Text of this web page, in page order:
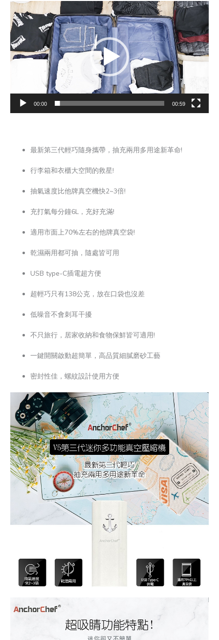
視
訊
播
放
器
00:00 00:59
最新第三代輕巧隨身攜帶，抽充兩用多用途新革命!
行李箱和衣櫃大空間的救星!
抽氣速度比他牌真空機快2~3倍!
充打氣每分鐘6L，充好充滿!
適用市面上70%左右的他牌真空袋!
乾濕兩用都可抽，隨處皆可用
USB type-C插電超方便
超輕巧只有138公克，放在口袋也沒差
低噪音不會刺耳干擾
不只旅行，居家收納和食物保鮮皆可適用!
一鍵開關啟動超簡單，高品質細膩磨砂工藝
密封性佳，螺紋設計使用方便